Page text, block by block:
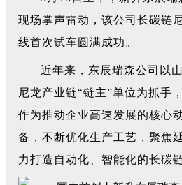
现场掌声雷动，该公司长碳链
线首次试车圆满成功。
近年来，东辰瑞森公司以
尼龙产业链“链主”单位为抓手
作为推动企业高速发展的核心
备，不断优化生产工艺，聚焦
力打造自动化、智能化的长碳